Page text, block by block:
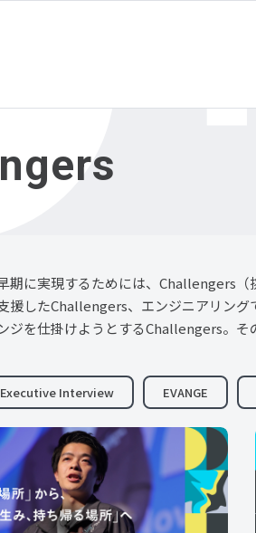
期に実現するためには、Challengers（
援したChallengers、エンジニアリン
ジを仕掛けようとするChallengers。
Executive Interview EVANGE